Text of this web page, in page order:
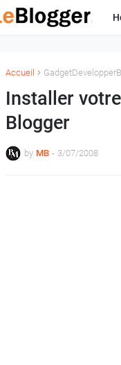
Accueil
Installer
Blogger
by MB - 3/07/2008